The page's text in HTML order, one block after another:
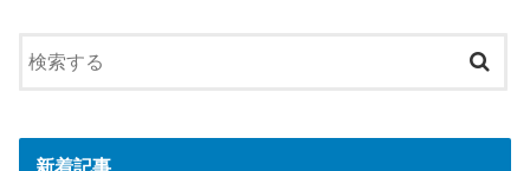
新着記事